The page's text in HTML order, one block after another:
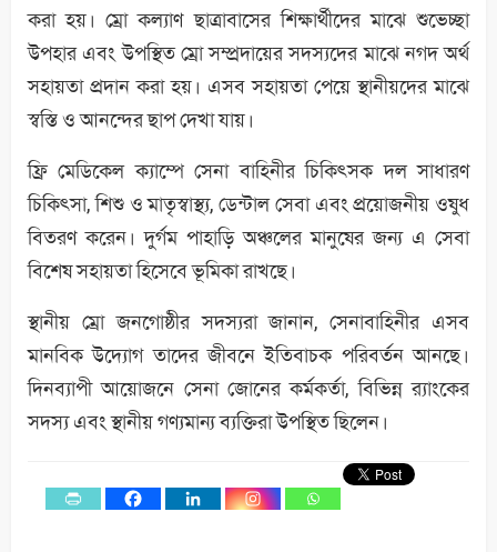
করা হয়। ম্রো কল্যাণ ছাত্রাবাসের শিক্ষার্থীদের মাঝে শুভেচ্ছা
উপহার এবং উপস্থিত ম্রো সম্প্রদায়ের সদস্যদের মাঝে নগদ অর্থ
সহায়তা প্রদান করা হয়। এসব সহায়তা পেয়ে স্থানীয়দের মাঝে
স্বস্তি ও আনন্দের ছাপ দেখা যায়।
ফ্রি মেডিকেল ক্যাম্পে সেনা বাহিনীর চিকিৎসক দল সাধারণ
চিকিৎসা, শিশু ও মাতৃস্বাস্থ্য, ডেন্টাল সেবা এবং প্রয়োজনীয় ওষুধ
বিতরণ করেন। দুর্গম পাহাড়ি অঞ্চলের মানুষের জন্য এ সেবা
বিশেষ সহায়তা হিসেবে ভূমিকা রাখছে।
স্থানীয় ম্রো জনগোষ্ঠীর সদস্যরা জানান, সেনাবাহিনীর এসব
মানবিক উদ্যোগ তাদের জীবনে ইতিবাচক পরিবর্তন আনছে।
দিনব্যাপী আয়োজনে সেনা জোনের কর্মকর্তা, বিভিন্ন র‌্যাংকের
সদস্য এবং স্থানীয় গণ্যমান্য ব্যক্তিরা উপস্থিত ছিলেন।